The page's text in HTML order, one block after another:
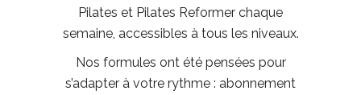
Pilates et Pilates Reformer chaque
semaine, accessibles à tous les niveaux.
Nos formules ont été pensées pour
s’adapter à votre rythme : abonnement